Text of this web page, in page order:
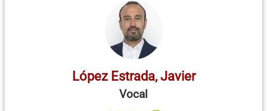
López Estrada, Javier
Vocal